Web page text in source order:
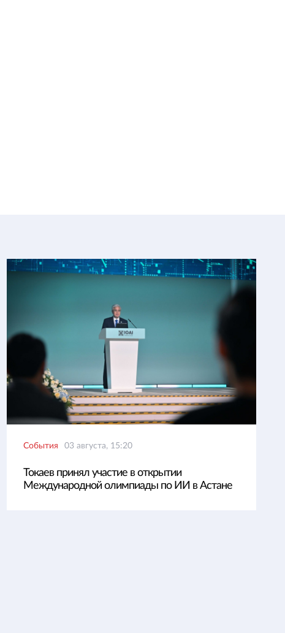
События 03 августа, 15:20
Токаев принял участие в открытии
Международной олимпиады по ИИ в Астане